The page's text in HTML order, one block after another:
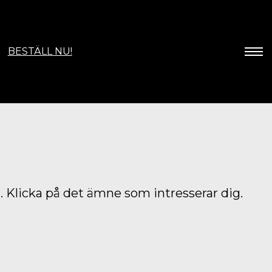
BESTÄLL NU!
på det ämne som intresserar dig.